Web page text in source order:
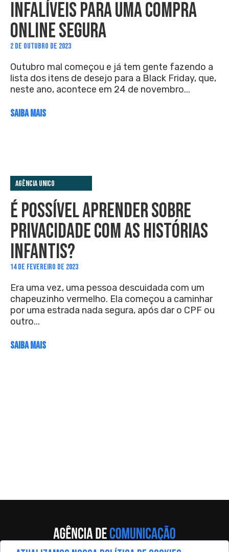
INFALÍVEIS PARA UMA COMPRA
ONLINE SEGURA
2 DE OUTUBRO DE 2023
Outubro mal começou e já tem gente fazendo a
lista dos itens de desejo para a Black Friday, que,
neste ano, acontece em 24 de novembro...
SAIBA MAIS
Agência Unico
É POSSÍVEL APRENDER SOBRE
PRIVACIDADE COM AS HISTÓRIAS
INFANTIS?
14 DE FEVEREIRO DE 2023
Era uma vez, uma pessoa descuidada com um
chapeuzinho vermelho. Ela começou a caminhar
por uma estrada nada segura, após dar o CPF ou
outro...
SAIBA MAIS